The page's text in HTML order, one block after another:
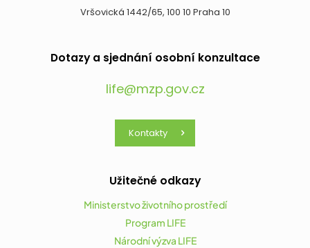
Vršovická 1442/65, 100 10 Praha 10
Dotazy a sjednání osobní konzultace
life@mzp.gov.cz
Kontakty
Užitečné odkazy
Ministerstvo životního prostředí
Program LIFE
Národní výzva LIFE